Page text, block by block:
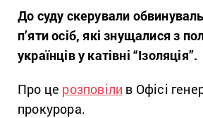
До суду скерували
п’яти осіб, які знущалися з
українців у катівні “Ізоляція”.
Про це розповіли в Офісі
прокурора.